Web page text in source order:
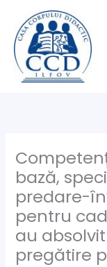
content
bază,
predare-
pentru
au
pregătire